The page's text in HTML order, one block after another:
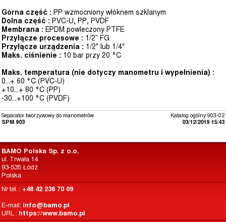
Górna część : PP wzmocniony włóknem szklanym
Dolna część : PVC-U, PP, PVDF
Membrana : EPDM powleczony PTFE
Przyłącze procesowe : 1/2” FG
Przyłącze urządzenia : 1/2" lub 1/4"
Maks. ciśnienie : 10 bar przy 20 °C
Maks. temperatura (nie dotyczy manometru i wypełnienia) :
0...+ 60 °C (PVC-U)
+10...+ 80 °C (PP)
-30...+100 °C (PVDF)
Katalog ogólny 903-02
03/12/2019 15:43
Separator tworzywowy do manometrów
SPM 903
BAMO Polska Sp. z o.o.
ul. Trwała 14
93-535 Łódź
Polska
Nr tel. : +48 42 236 70 09
E-mail: info@bamo.pl
URL : https://www.bamo.pl